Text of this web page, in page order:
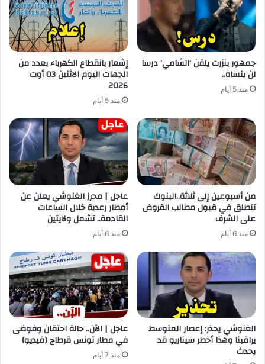
جمهور بنزرت يلقن ‘الشامي’ درسا
لن ينساه..
منذ 5 أيام
إشعار بانقطاع الكهرباء بعدد من
الجهات اليوم الاثنين 03 أوت
2026
منذ 5 أيام
من أسبوعين إلى ثلاثة..البنوك
تنطلق في قبول مطالب القروض
على الشرف
منذ 6 أيام
عاجل | محرز الغنوشي يعلن عن
أمطار رعدية خلال الساعات
القادمة.. تشمل ولايتين
منذ 6 أيام
الغنوشي يحذر: إعصار المتوسط
يراقبنا وهذا أخطر سيناريو قد
يحدث
عاجل | الآن.. حالة احتقان وفوضى
في مطار تونس قرطاج (فيديو)
منذ 7 أيام